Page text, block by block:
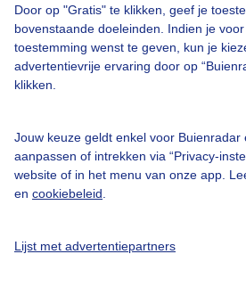
Door op "Gratis" te klikken, geef je
bovenstaande doeleinden. Indien je
toestemming wenst te geven, kun je
advertentievrije ervaring door op
klikken.
Jouw keuze geldt enkel voor Buienradar
aanpassen of intrekken via “Privacy-
website of in het menu van onze app.
en cookiebeleid
Lijst met advertentiepartners
Veelgestelde vragen
Contact
Toegankelijkheid
Adverteren
Buienradar Team
Privacy beleid
Privacy instellingen